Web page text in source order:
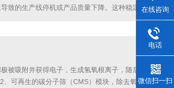
致的生产线停机或产品质量下降。这种稳定性对
较高要求。进口无油空压机设计精良，能够迅
被吸附并获得电子，生成氢氧根离子，随后迁移
可再生的碳分子筛（CMS）模块，除去氧气和
在线咨询
电话
微信扫一扫